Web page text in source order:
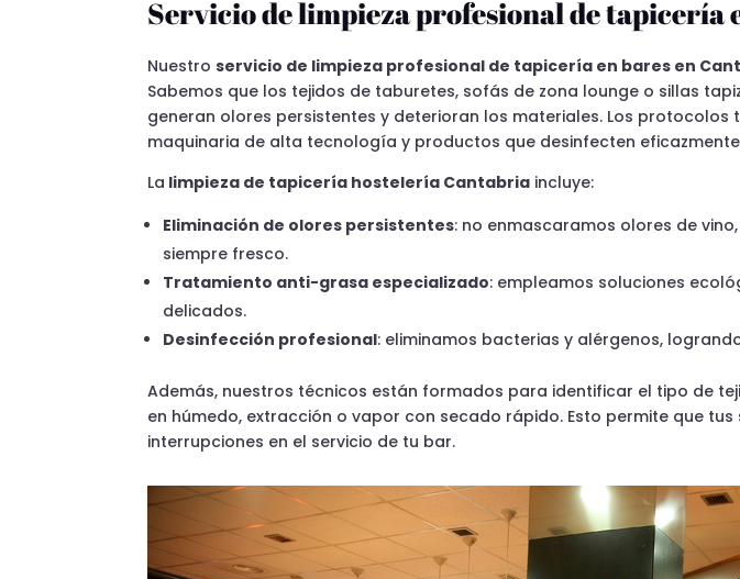
Servicio de limpieza profesional de tapicería
Nuestroservicio de limpieza profesional de tapicería en bares en
Sabemos que los tejidos de taburetes, sofás de zona lounge o sillas
generan olores persistentes y deterioran los materiales. Los
maquinaria de alta tecnología y productos que desinfecten
La limpieza de tapicería hostelería Cantabria incluye:
Eliminación de olores persistentes: no enmascaramos olores de
siempre fresco.
Tratamiento anti-grasa especializado: empleamos soluciones
delicados.
Desinfección profesional: eliminamos bacterias y alérgenos,
Además, nuestros técnicos están formados para identificar el tipo de
en húmedo, extracción o vapor con secado rápido. Esto permite que
interrupciones en el servicio de tu bar.